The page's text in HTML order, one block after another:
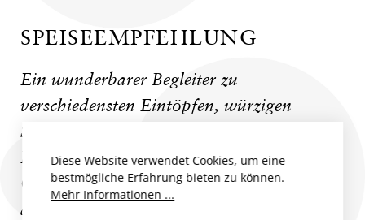
SPEISEEMPFEHLUNG
Ein wunderbarer Begleiter zu
verschiedensten Eintöpfen, würzigen
Schmor- oder Pilzgerichten, dunklem
Fleisch vom Grill wie etwa Steak vom
Galicischen Rind, oder zu Wild. Toll aber
auch zu reifen Hartkäsen.
Diese Website verwendet Cookies, um eine
bestmögliche Erfahrung bieten zu können.
Mehr Informationen ...